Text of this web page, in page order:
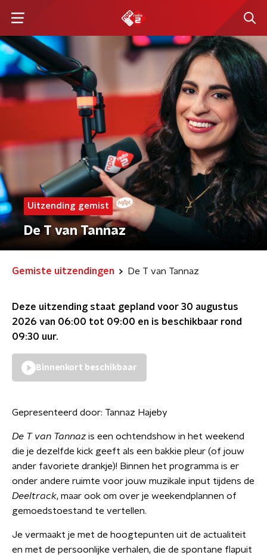
Uitzending gemist
De T van Tannaz
Gemiste uitzendingen De T van Tannaz
Deze uitzending staat gepland voor 30 augustus
2026 van 06:00 tot 09:00 en is beschikbaar rond
09:30 uur.
Binnenkort beschikbaar
Gepresenteerd door: Tannaz Hajeby
De T van Tannaz is een ochtendshow in het weekend
die je dezelfde kick geeft als een bakkie pleur (of jouw
ander favoriete drankje)! Binnen het programma is er
onder andere ruimte voor jouw muzikale input tijdens de
Deeltrack, maar ook om over je weekendplannen of
gemoedstoestand te vertellen.
Je vermaakt je met de hoogtepunten uit de actualiteit
en met de persoonlijke verhalen, die de spontane flapuit